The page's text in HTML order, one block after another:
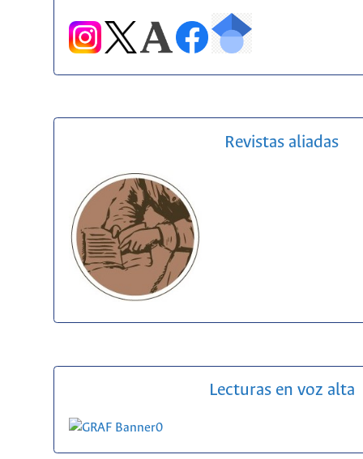
Revistas aliadas
Lecturas en voz alta